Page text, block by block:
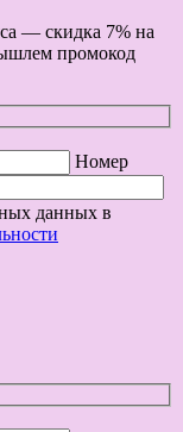
— скидка 7% на
промокод
Номер
данных в